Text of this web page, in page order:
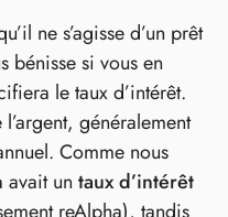
ne s’agisse d’un prêt
bénisse si vous en
le taux d’intérêt.
généralement
Comme nous
avait un taux d’intérêt